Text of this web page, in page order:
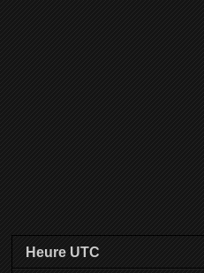
Heure UTC